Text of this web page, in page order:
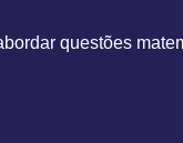
questões